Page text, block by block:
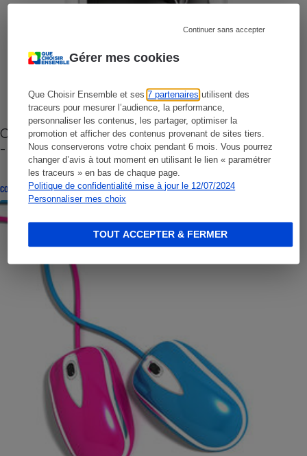
Gérer mes cookies
Que Choisir Ensemble et ses7 partenaires utilisent des
traceurs pour mesurer l’audience, la performance,
personnaliser les contenus, les partager, optimiser la
promotion et afficher des contenus provenant de sites tiers.
Nous conserverons votre choix pendant 6 mois. Vous pourrez
changer d’avis à tout moment en utilisant le lien « paramétrer
les traceurs » en bas de chaque page.
Politique de confidentialité mise à jour le 12/07/2024
Personnaliser mes choix
Continuer sans accepter
TOUT ACCEPTER & FERMER
Cafetière à capsules zéro déchet CoffeeB (vidéo)
- Premières impressions
CONSEILS